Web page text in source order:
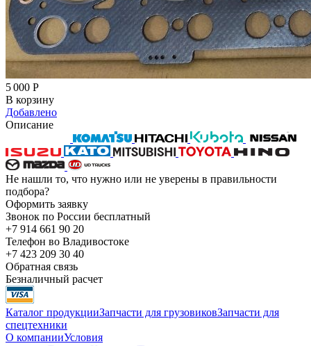
5 000 Р
В корзину
Добавлено
Описание
Не нашли то, что нужно или не уверены в правильности
подбора?
Оформить заявку
Звонок по России бесплатный
+7 914 661 90 20
Телефон во Владивостоке
+7 423 209 30 40
Обратная связь
Безналичный расчет
Каталог продукцииЗапчасти для грузовиковЗапчасти для
спецтехники
О компанииУсловия